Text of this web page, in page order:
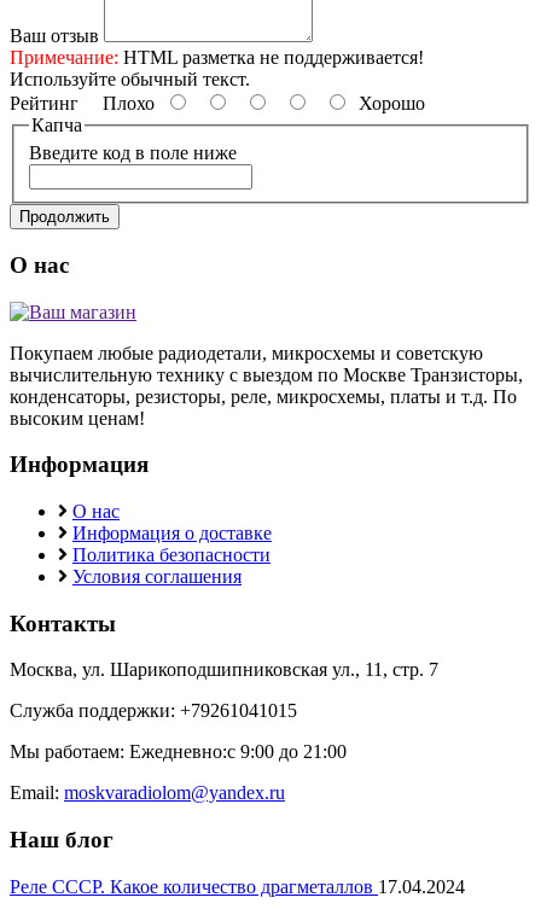
Ваш отзыв
Примечание: HTML разметка не поддерживается!
Используйте обычный текст.
Рейтинг Плохо
Хорошо
Капча
Введите код в поле ниже
Продолжить
О нас
Покупаем любые радиодетали, микросхемы и советскую
вычислительную технику с выездом по Москве Транзисторы,
конденсаторы, резисторы, реле, микросхемы, платы и т.д. По
высоким ценам!
Информация
О нас
Информация о доставке
Политика безопасности
Условия соглашения
Контакты
Москва, ул. Шарикоподшипниковская ул., 11, стр. 7
Служба поддержки: +79261041015
Мы работаем: Ежедневно:с 9:00 до 21:00
Email: moskvaradiolom@yandex.ru
Наш блог
Реле СССР. Какое количество драгметаллов 17.04.2024